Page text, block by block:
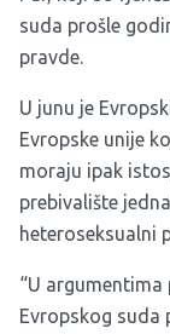
suda prošle
pravde.
U junu je
Evropske unije
moraju ipak
prebivalište
heteroseksualni
“U
Evropskog suda